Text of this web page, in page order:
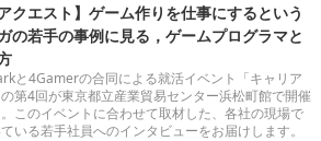
クエスト】ゲーム作りを仕事にするという
の若手の事例に見る，ゲームプログラマと
と4Gamerの合同による就活イベント「キャリア
第4回が東京都立産業貿易センター浜松町館で開催
このイベントに合わせて取材した、各社の現場で
いる若手社員へのインタビューをお届けします。